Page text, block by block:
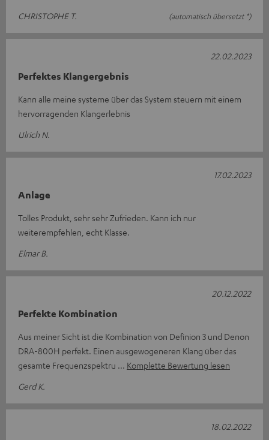
CHRISTOPHE T. (automatisch übersetzt *)
Perfektes Klangergebnis
Kann alle meine systeme über das System steuern mit einem
hervorragenden Klangerlebnis
Ulrich N.
22.02.2023
Anlage
Tolles Produkt, sehr sehr Zufrieden. Kann ich nur
weiterempfehlen, echt Klasse.
Elmar B.
17.02.2023
Perfekte Kombination
Aus meiner Sicht ist die Kombination von Definion 3 und Denon
DRA-800H perfekt. Einen ausgewogeneren Klang über das
gesamte Frequenzspektru
Komplette Bewertung lesen
Gerd K.
20.12.2022
18.02.2022